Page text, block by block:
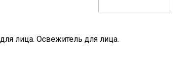
лица. Освежитель для лица.